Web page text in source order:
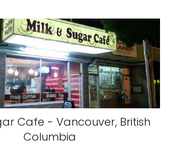
Cafe - Vancouver, British
Columbia